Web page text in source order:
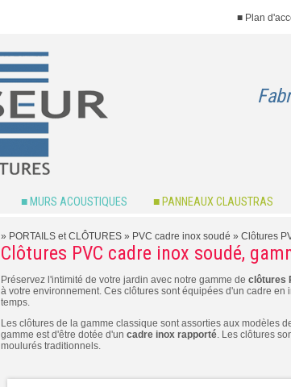
■ Plan
■ MURS ACOUSTIQUES ■ PANNEAUX CLAUSTRAS
» PORTAILS et CLÔTURES » PVC cadre inox soudé » Clôtures
Clôtures PVC cadre inox soudé,
Préservez l'intimité de votre jardin avec notre gamme de clôtures
à votre environnement. Ces clôtures sont équipées d'un cadre
temps.
Les clôtures de la gamme classique sont assorties aux modèles
gamme est d'être dotée d'un cadre inox rapporté. Les clôtures
moulurés traditionnels.